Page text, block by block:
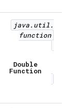
java.util.
function
Double
Function